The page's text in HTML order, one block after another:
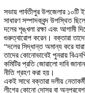
​সভায় পার্বতীপুর উপজেলার ১০টি
সাধারণ সম্পাদকবৃন্দ উপস্থিত
দলের শৃঙ্খলা রক্ষা এবং আগামী
গুরুত্বারোপ করেন। বক্তারা
“দলের সিদ্ধান্ত অমান্য করে যারা
তাদের কোনোভাবেই পুনরায়
কমিটির প্রতি জোরালো দাবি
নীতি গ্রহণ করা হয়।
​একই সাথে বক্তারা দলীয়
লীগের কোনো দোসর বা